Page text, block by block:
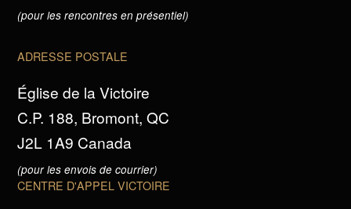
(pour les rencontres en présentiel)
ADRESSE POSTALE
Église de la Victoire
C.P. 188, Bromont, QC
J2L 1A9 Canada
(pour les envois de courrier)
CENTRE D'APPEL VICTOIRE